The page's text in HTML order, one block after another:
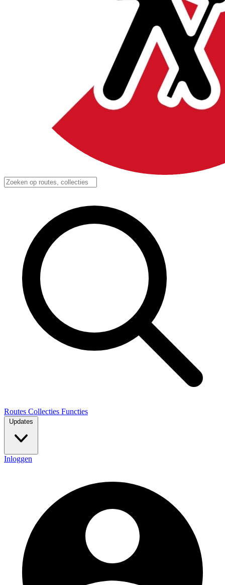
Routes Collecties Functies
Updates
Inloggen